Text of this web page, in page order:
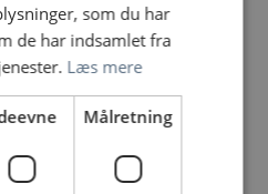
ansøgning. Foruden en
et kronologisk CV
7 lægeroller.
kan rekvireres hos Cheflæge
1886; e-mail:
som du har
de har indsamlet fra
Læs mere
Målretning